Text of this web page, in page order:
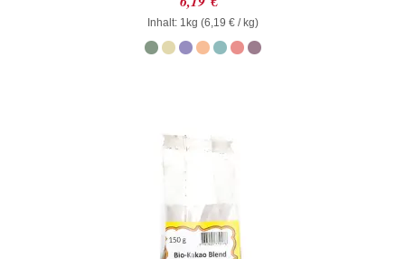
mit
0
von
5
Inhalt: 1kg (6,19 €/ kg)